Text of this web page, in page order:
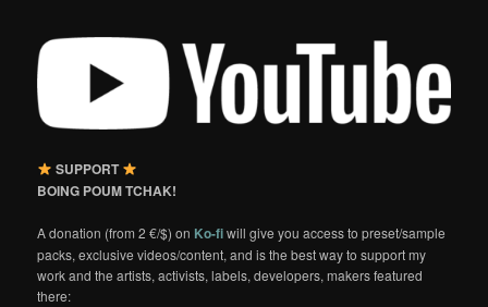
SUPPORT
BOING POUM TCHAK!
A donation (from 2 €/$) on Ko-fiwill give you access to preset/sample
packs, exclusive videos/content, and is the best way to support my
work and the artists, activists, labels, developers, makers featured
there: